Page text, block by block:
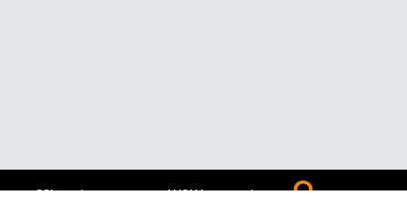
התשלום באתר WOW מאובטח בטכנולוגית SSL